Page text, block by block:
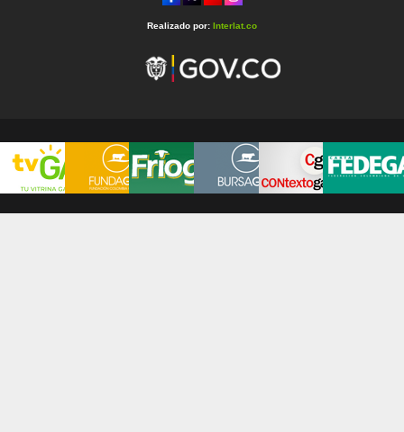
Realizado por: Interlat.co